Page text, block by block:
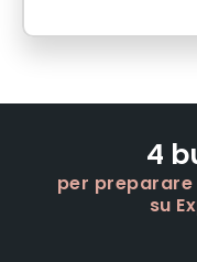
4
per
su